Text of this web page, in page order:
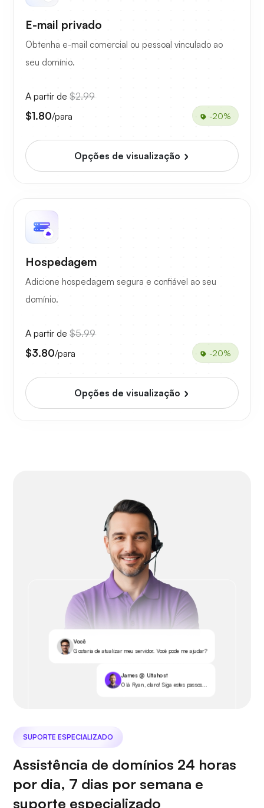
E-mail privado
Obtenha e-mail comercial ou pessoal vinculado ao
seu domínio.
A partir de $2.99
$1.80/para -20%
Opções de visualização
Hospedagem
Adicione hospedagem segura e confiável ao seu
domínio.
A partir de $5.99
$3.80/para -20%
Opções de visualização
Você
Gostaria de atualizar meu servidor. Você pode me ajudar?
James @ Ultahost
Olá Ryan, claro! Siga estes passos...
SUPORTE ESPECIALIZADO
Assistência de domínios 24 horas
por dia, 7 dias por semana e
suporte especializado